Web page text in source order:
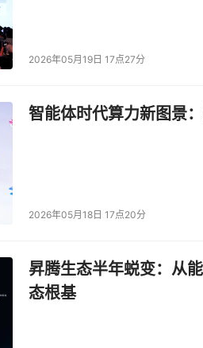
2026年05月19日 17点27分
智能体时代算力新图景
2026年05月18日 17点20分
昇腾生态半年蜕变：从
态根基